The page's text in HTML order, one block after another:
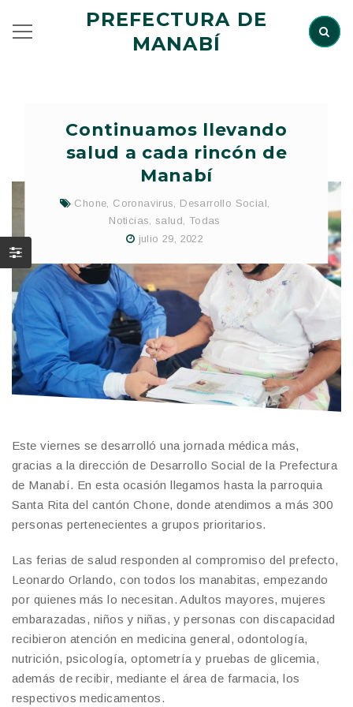
PREFECTURA DE
MANABÍ
Continuamos llevando
salud a cada rincón de
Manabí
Chone, Coronavirus, Desarrollo Social,
Noticias, salud, Todas
julio 29, 2022
Este viernes se desarrolló una jornada médica más,
gracias a la dirección de Desarrollo Social de la Prefectura
de Manabí. En esta ocasión llegamos hasta la parroquia
Santa Rita del cantón Chone, donde atendimos a más 300
personas pertenecientes a grupos prioritarios.
Las ferias de salud responden al compromiso del prefecto,
Leonardo Orlando, con todos los manabitas, empezando
por quienes más lo necesitan. Adultos mayores, mujeres
embarazadas, niños y niñas, y personas con discapacidad
recibieron atención en medicina general, odontología,
nutrición, psicología, optometría y pruebas de glicemia,
además de recibir, mediante el área de farmacia, los
respectivos medicamentos.